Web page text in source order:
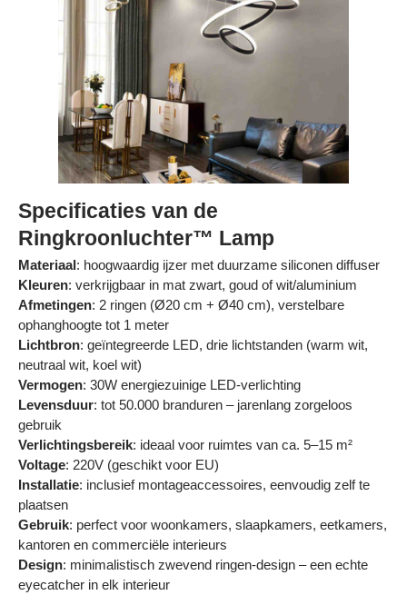
Specificaties van de
Ringkroonluchter™ Lamp
Materiaal: hoogwaardig ijzer met duurzame siliconen diffuser
Kleuren: verkrijgbaar in mat zwart, goud of wit/aluminium
Afmetingen: 2 ringen (Ø20 cm + Ø40 cm), verstelbare
ophanghoogte tot 1 meter
Lichtbron: geïntegreerde LED, drie lichtstanden (warm wit,
neutraal wit, koel wit)
Vermogen: 30W energiezuinige LED-verlichting
Levensduur: tot 50.000 branduren – jarenlang zorgeloos
gebruik
Verlichtingsbereik: ideaal voor ruimtes van ca. 5–15 m²
Voltage: 220V (geschikt voor EU)
Installatie: inclusief montageaccessoires, eenvoudig zelf te
plaatsen
Gebruik: perfect voor woonkamers, slaapkamers, eetkamers,
kantoren en commerciële interieurs
Design: minimalistisch zwevend ringen-design – een echte
eyecatcher in elk interieur